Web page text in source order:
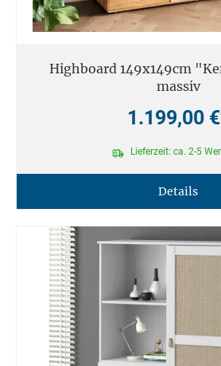
Highboard 149x149cm
massiv
1.199,00
Lieferzeit: ca. 2-5
Details